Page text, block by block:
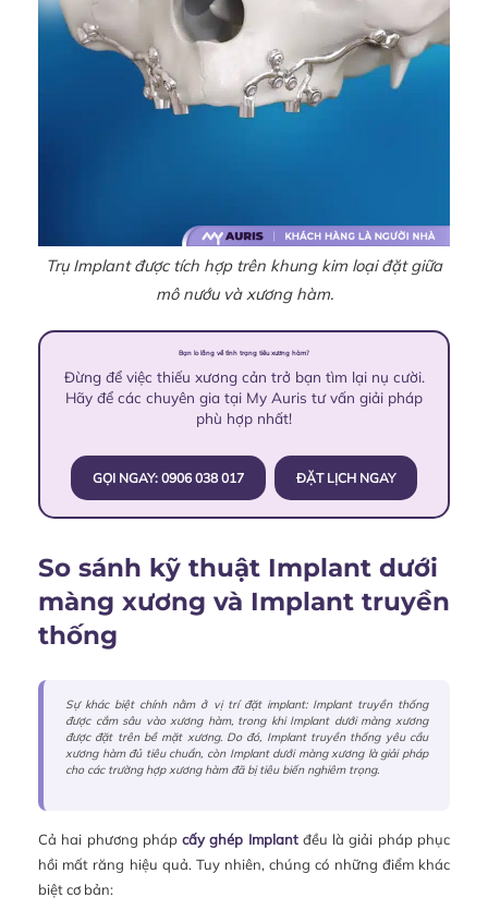
Trụ Implant được tích hợp trên khung kim loại đặt giữa
mô nướu và xương hàm.
Bạn lo lắng về tình trạng tiêu xương hàm?
Đừng để việc thiếu xương cản trở bạn tìm lại nụ cười.
Hãy để các chuyên gia tại My Auris tư vấn giải pháp
phù hợp nhất!
GỌI NGAY: 0906 038 017 ĐẶT LỊCH NGAY
So sánh kỹ thuật Implant dưới
màng xương và Implant truyền
thống
Sự khác biệt chính nằm ở vị trí đặt implant: Implant truyền thống
được cắm sâu vào xương hàm, trong khi Implant dưới màng xương
được đặt trên bề mặt xương. Do đó, Implant truyền thống yêu cầu
xương hàm đủ tiêu chuẩn, còn Implant dưới màng xương là giải pháp
cho các trường hợp xương hàm đã bị tiêu biến nghiêm trọng.
Cả hai phương phápcấy ghép Implantđều là giải pháp phục
hồi mất răng hiệu quả. Tuy nhiên, chúng có những điểm khác
biệt cơ bản: